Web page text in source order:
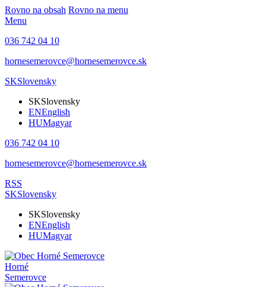
Rovno na obsah Rovno na menu
Menu
036 742 04 10
hornesemerovce@hornesemerovce.sk
SKSlovensky
SKSlovensky
ENEnglish
HUMagyar
036 742 04 10
hornesemerovce@hornesemerovce.sk
RSS
SKSlovensky
SKSlovensky
ENEnglish
HUMagyar
Horné
Semerovce